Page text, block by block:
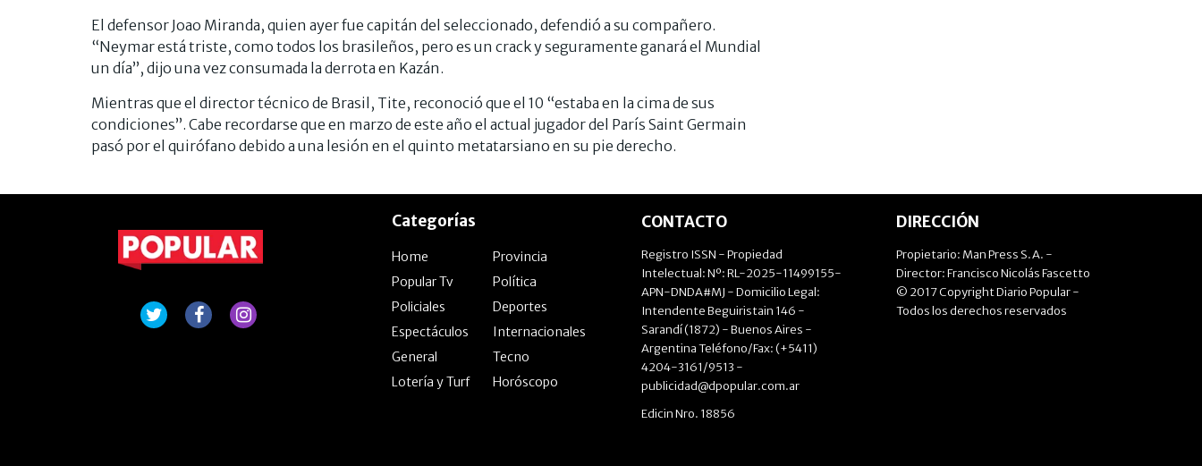
El defensor Joao Miranda, quien ayer fue capitán del seleccionado, defendió a su compañero.
“Neymar está triste, como todos los brasileños, pero es un crack y seguramente ganará el Mundial
un día”, dijo una vez consumada la derrota en Kazán.
Mientras que el director técnico de Brasil, Tite, reconoció que el 10 “estaba en la cima de sus
condiciones”. Cabe recordarse que en marzo de este año el actual jugador del París Saint Germain
pasó por el quirófano debido a una lesión en el quinto metatarsiano en su pie derecho.
Categorías
Home
Provincia
Popular Tv
Política
Policiales
Deportes
Espectáculos
Internacionales
General
Tecno
Lotería y Turf
Horóscopo
CONTACTO
Registro ISSN - Propiedad
Intelectual: Nº: RL-2025-11499155-
APN-DNDA#MJ - Domicilio Legal:
Intendente Beguiristain 146 -
Sarandí (1872) - Buenos Aires -
Argentina Teléfono/Fax: (+5411)
4204-3161/9513 -
publicidad@dpopular.com.ar
Edicin Nro. 18856
DIRECCIÓN
Propietario: Man Press S.A. -
Director: Francisco Nicolás Fascetto
© 2017 Copyright Diario Popular -
Todos los derechos reservados